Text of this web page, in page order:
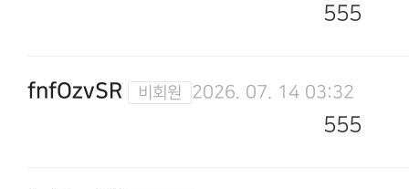
555
fnfOzvSR 2026. 07. 14 03:32
555